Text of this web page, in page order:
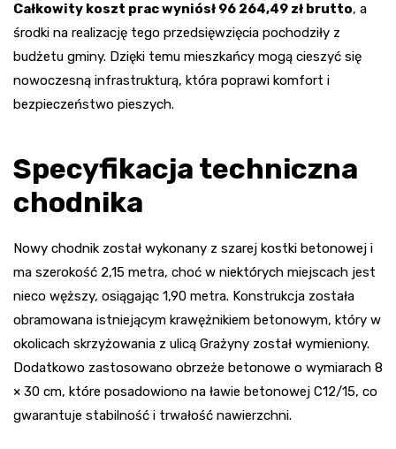
Całkowity koszt prac wyniósł 96 264,49 zł brutto, a
środki na realizację tego przedsięwzięcia pochodziły z
budżetu gminy. Dzięki temu mieszkańcy mogą cieszyć się
nowoczesną infrastrukturą, która poprawi komfort i
bezpieczeństwo pieszych.
Specyfikacja techniczna
chodnika
Nowy chodnik został wykonany z szarej kostki betonowej i
ma szerokość 2,15 metra, choć w niektórych miejscach jest
nieco węższy, osiągając 1,90 metra. Konstrukcja została
obramowana istniejącym krawężnikiem betonowym, który w
okolicach skrzyżowania z ulicą Grażyny został wymieniony.
Dodatkowo zastosowano obrzeże betonowe o wymiarach 8
× 30 cm, które posadowiono na ławie betonowej C12/15, co
gwarantuje stabilność i trwałość nawierzchni.